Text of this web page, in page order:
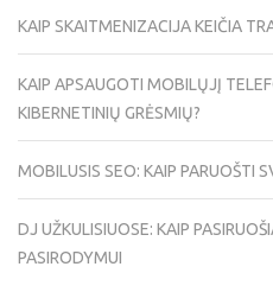
KAIP SKAITMENIZACIJA KEIČIA
KAIP APSAUGOTI MOBILŲJĮ
KIBERNETINIŲ GRĖSMIŲ?
MOBILUSIS SEO: KAIP PARUOŠTI
DJ UŽKULISIUOSE: KAIP
PASIRODYMUI